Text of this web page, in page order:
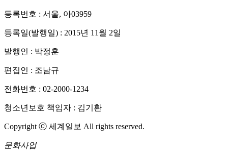
등록번호 : 서울, 아03959
등록일(발행일) : 2015년 11월 2일
발행인 : 박정훈
편집인 : 조남규
전화번호 : 02-2000-1234
청소년보호 책임자 : 김기환
Copyright ⓒ 세계일보 All rights reserved.
문화사업